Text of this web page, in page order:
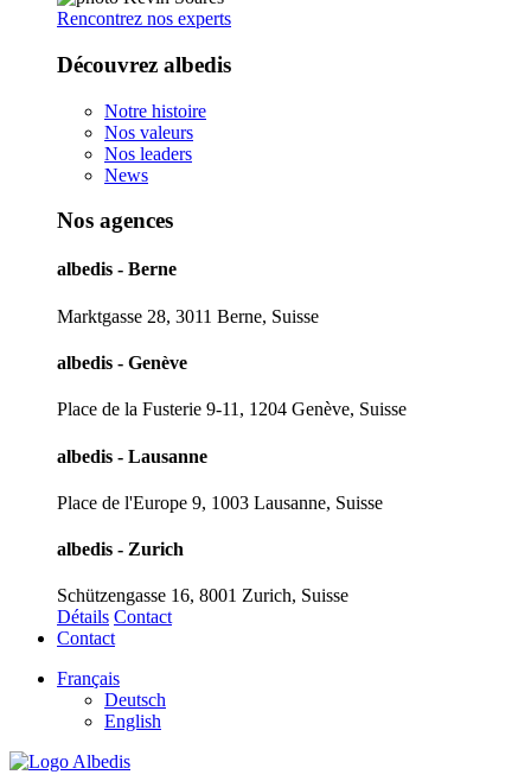
Rencontrez nos experts
Découvrez albedis
Notre histoire
Nos valeurs
Nos leaders
News
Nos agences
albedis - Berne
Marktgasse 28, 3011 Berne, Suisse
albedis - Genève
Place de la Fusterie 9-11, 1204 Genève, Suisse
albedis - Lausanne
Place de l'Europe 9, 1003 Lausanne, Suisse
albedis - Zurich
Schützengasse 16, 8001 Zurich, Suisse
Détails Contact
Contact
Français
Deutsch
English